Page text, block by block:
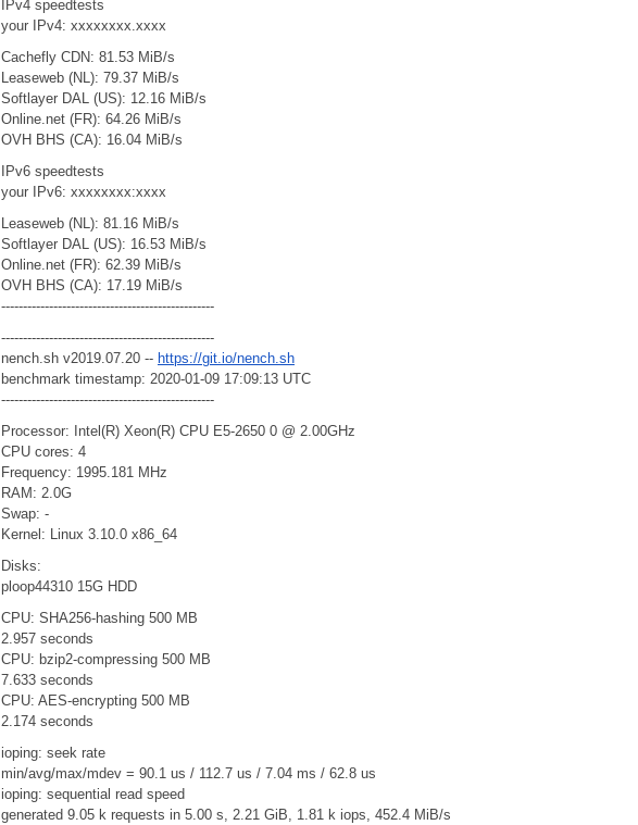
IPv4 speedtests
your IPv4: xxxxxxxx.xxxx
Cachefly CDN: 81.53 MiB/s
Leaseweb (NL): 79.37 MiB/s
Softlayer DAL (US): 12.16 MiB/s
Online.net (FR): 64.26 MiB/s
OVH BHS (CA): 16.04 MiB/s
IPv6 speedtests
your IPv6: xxxxxxxx:xxxx
Leaseweb (NL): 81.16 MiB/s
Softlayer DAL (US): 16.53 MiB/s
Online.net (FR): 62.39 MiB/s
OVH BHS (CA): 17.19 MiB/s
-------------------------------------------------
-------------------------------------------------
nench.sh v2019.07.20 -- https://git.io/nench.sh
benchmark timestamp: 2020-01-09 17:09:13 UTC
-------------------------------------------------
Processor: Intel(R) Xeon(R) CPU E5-2650 0 @ 2.00GHz
CPU cores: 4
Frequency: 1995.181 MHz
RAM: 2.0G
Swap: -
Kernel: Linux 3.10.0 x86_64
Disks:
ploop44310 15G HDD
CPU: SHA256-hashing 500 MB
2.957 seconds
CPU: bzip2-compressing 500 MB
7.633 seconds
CPU: AES-encrypting 500 MB
2.174 seconds
ioping: seek rate
min/avg/max/mdev = 90.1 us / 112.7 us / 7.04 ms / 62.8 us
ioping: sequential read speed
generated 9.05 k requests in 5.00 s, 2.21 GiB, 1.81 k iops, 452.4 MiB/s